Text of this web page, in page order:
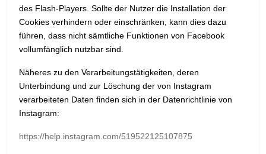
des Flash-Players. Sollte der Nutzer die Installation der
Cookies verhindern oder einschränken, kann dies dazu
führen, dass nicht sämtliche Funktionen von Facebook
vollumfänglich nutzbar sind.
Näheres zu den Verarbeitungstätigkeiten, deren
Unterbindung und zur Löschung der von Instagram
verarbeiteten Daten finden sich in der Datenrichtlinie von
Instagram:
https://help.instagram.com/519522125107875